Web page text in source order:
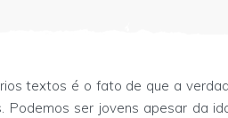
textos é o fato de que a
Podemos ser jovens apesar da